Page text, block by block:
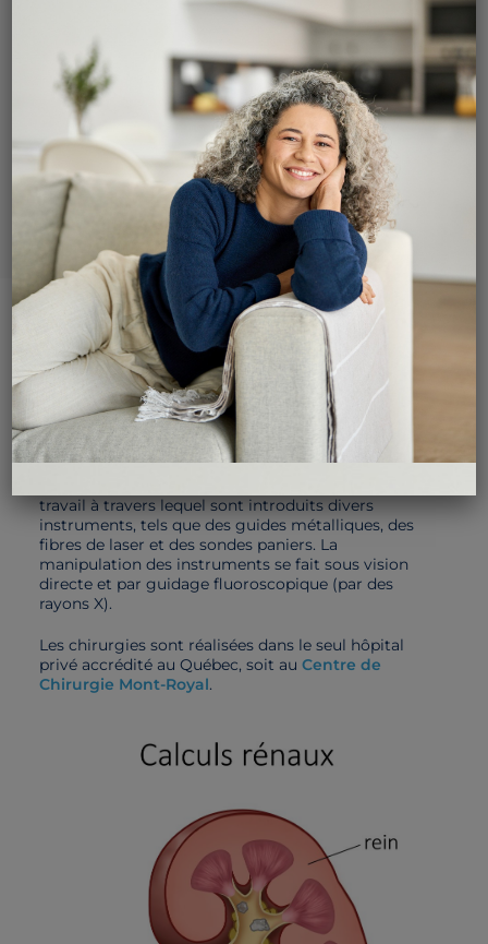
L’urétéroscopie flexible vise à visualiser et à
retirer les calculs rénaux ou de l’uretère par
les voies naturelles, avec des appareils
sophistiqués. L’intervention se fait sous
anesthésie générale.
Consultez nos urologues pour une prise
en charge complète de vos calculs.
Une urétéroscopie est une intervention
endoscopique (par voies naturelles) qui consiste à
introduire dans l’uretère, et parfois jusqu’au
bassinet du rein, un appareil souple appelé
urétéroscope flexible. Cet instrument optique de 3
mm de diamètre est branché à une source
lumineuse, à une tubulure d’irrigation d’eau stérile
travail à travers lequel sont introduits divers
instruments, tels que des guides métalliques, des
fibres de laser et des sondes paniers. La
manipulation des instruments se fait sous vision
directe et par guidage fluoroscopique (par des
rayons X).
Les chirurgies sont réalisées dans le seul hôpital
privé accrédité au Québec, soit au Centre de
Chirurgie Mont-Royal.